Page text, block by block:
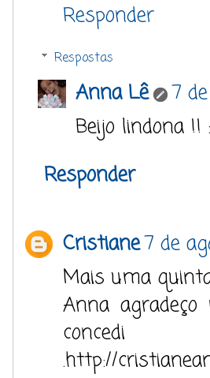
Responder
Respostas
Anna Lê
7
Beijo lindona !!
Responder
Cristiane7 de
Mais uma
Anna
.http://